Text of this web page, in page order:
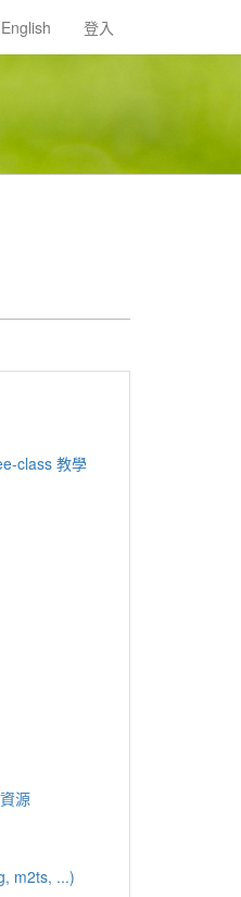
English 登入
class 教學
源
m2ts, ...)